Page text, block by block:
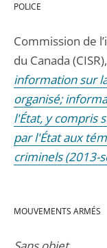
POLICE
Commission de
du Canada (CISR),
information sur
organisé;
l'État, y compris
par l'État aux
criminels (2013-
MOUVEMENTS ARMÉS